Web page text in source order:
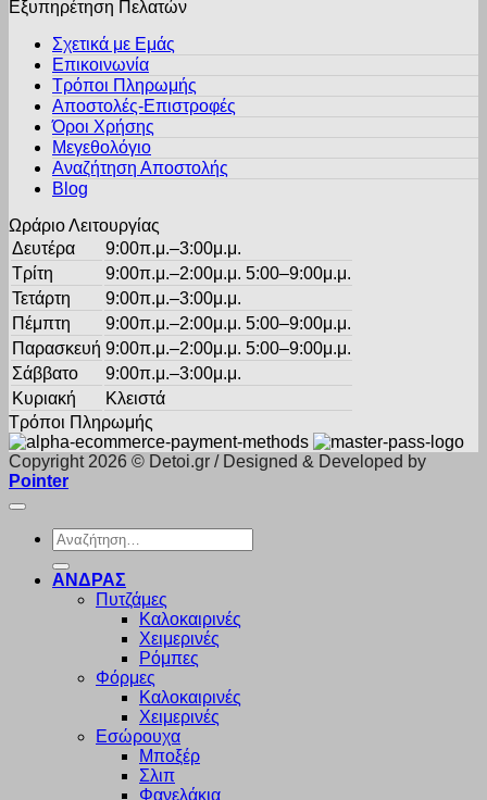
Εξυπηρέτηση Πελατών
Σχετικά με Εμάς
Επικοινωνία
Τρόποι Πληρωμής
Αποστολές-Επιστροφές
Όροι Χρήσης
Μεγεθολόγιο
Αναζήτηση Αποστολής
Blog
Ωράριο Λειτουργίας
Δευτέρα
9:00π.μ.–3:00μ.μ.
Τρίτη
9:00π.μ.–2:00μ.μ. 5:00–9:00μ.μ.
Τετάρτη
9:00π.μ.–3:00μ.μ.
Πέμπτη
9:00π.μ.–2:00μ.μ. 5:00–9:00μ.μ.
Παρασκευή 9:00π.μ.–2:00μ.μ. 5:00–9:00μ.μ.
Σάββατο
9:00π.μ.–3:00μ.μ.
Κυριακή
Κλειστά
Τρόποι Πληρωμής
Copyright 2026 © Detoi.gr / Designed & Developed by
Pointer
Αναζήτηση
για:
ΑΝΔΡΑΣ
Πυτζάμες
Καλοκαιρινές
Χειμερινές
Ρόμπες
Φόρμες
Καλοκαιρινές
Χειμερινές
Εσώρουχα
Μποξέρ
Σλιπ
Φανελάκια